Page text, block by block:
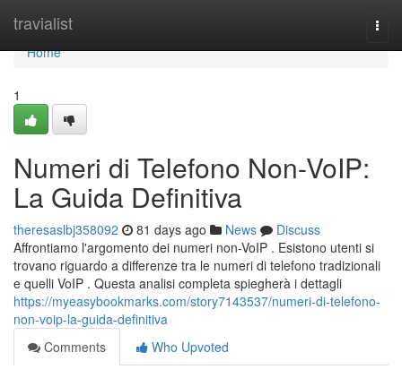
travialist
Home
Home
1
Numeri di Telefono Non-VoIP:
La Guida Definitiva
theresaslbj358092 81 days ago News
Discuss
Affrontiamo l'argomento dei numeri non-VoIP . Esistono utenti si
trovano riguardo a differenze tra le numeri di telefono tradizionali
e quelli VoIP . Questa analisi completa spiegherà i dettagli
https://myeasybookmarks.com/story7143537/numeri-di-telefono-
non-voip-la-guida-definitiva
Comments
Who Upvoted